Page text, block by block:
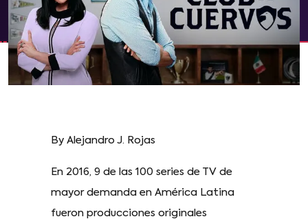
By Alejandro J. Rojas
En 2016, 9 de las 100 series de TV de
mayor demanda en América Latina
fueron producciones originales